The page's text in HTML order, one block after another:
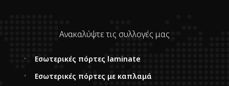
Ανακαλύψτε τις συλλογές μας
Εσωτερικές πόρτες laminate
Εσωτερικές πόρτες με καπλαμά